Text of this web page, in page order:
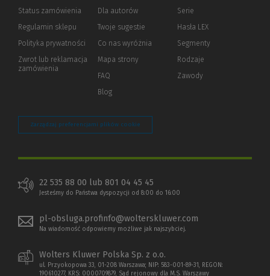
Status zamówienia
Regulamin sklepu
Polityka prywatności (Nowe
(Link
innej
Zwrot lub reklamacja
zamówienia
Dla autorów(Nowe
(Link
innej
strony)
Twoje sugestie
Co nas wyróżnia
Mapa strony
FAQ
Blog
Serie
Hasła LEX
Segmenty
Rodzaje
Zawody
Zarządzaj preferencjami plików cookie
22 535 88 00 lub 801 04 45 45
Jesteśmy do Państwa dyspozycji od 8:00 do 16:00
pl-obsluga.profinfo@wolterskluwer.com
Na wiadomość odpowiemy możliwe jak najszybciej.
Wolters Kluwer Polska Sp. z o.o.
ul. Przyokopowa 33, 01-208 Warszawa; NIP: 583-001-89-31, REGON:
190610277, KRS: 0000709879, Sąd rejonowy dla M.S. Warszawy